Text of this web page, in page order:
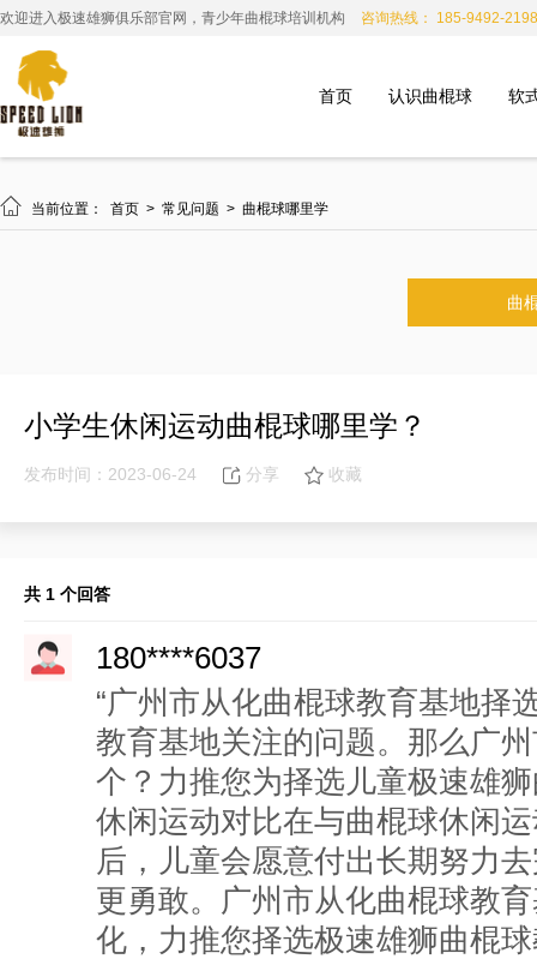
欢迎进入极速雄狮俱乐部官网，青少年曲棍球培训机构 咨询热线： 185-9492-2198
首页 认识曲棍球 软
 当前位置： 首页 > 常见问题 > 曲棍球哪里学
曲
小学生休闲运动曲棍球哪里学？
发布时间：2023-06-24 分享 收藏
共 1 个回答
180****6037
“广州市从化曲棍球教育基地择
教育基地关注的问题。那么广
个？力推您为择选儿童极速雄
休闲运动对比在与曲棍球休闲
后，儿童会愿意付出长期努力
更勇敢。广州市从化曲棍球教
化，力推您择选极速雄狮曲棍